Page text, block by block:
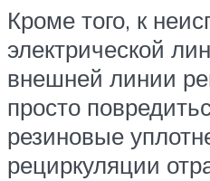
Кроме того, к
электрической
внешней линии
просто
резиновые
рециркуляции